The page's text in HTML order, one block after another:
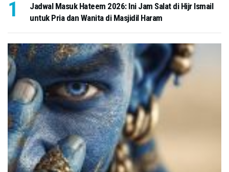
Jadwal Masuk Hateem 2026: Ini Jam Salat di Hijr Ismail
untuk Pria dan Wanita di Masjidil Haram